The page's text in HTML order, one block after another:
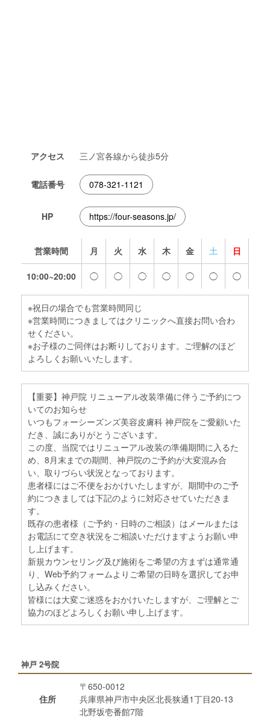
アクセス 三ノ宮各線から徒歩5分
電話番号 078-321-1121
HP https://four-seasons.jp/
営業時間 月 火 水 木 金 土 日
10:00~20:00 ◯ ◯ ◯ ◯ ◯ ◯ ◯
※祝日の場合でも営業時間同じ
※営業時間につきましてはクリニックへ直接お問い合わ
せください。
※お子様のご同伴はお断りしております。ご理解のほど
よろしくお願いいたします。
【重要】神戸院 リニューアル改装準備に伴うご予約につ
いてのお知らせ
いつもフォーシーズンズ美容皮膚科 神戸院をご愛顧いた
だき、誠にありがとうございます。
この度、当院ではリニューアル改装の準備期間に入るた
め、8月末までの期間、神戸院のご予約が大変混み合
い、取りづらい状況となっております。
患者様にはご不便をおかけいたしますが、期間中のご予
約につきましては下記のように対応させていただきま
す。
既存の患者様（ご予約・日時のご相談）はメールまたは
お電話にて空き状況をご相談いただけますようお願い申
し上げます。
新規カウンセリング及び施術をご希望の方まずは通常通
り、Web予約フォームよりご希望の日時を選択してお申
し込みください。
皆様には大変ご迷惑をおかけいたしますが、ご理解とご
協力のほどよろしくお願い申し上げます。
神戸 2号院
住所
〒650-0012
兵庫県神戸市中央区北長狭通1丁目20-13
北野坂壱番館7階